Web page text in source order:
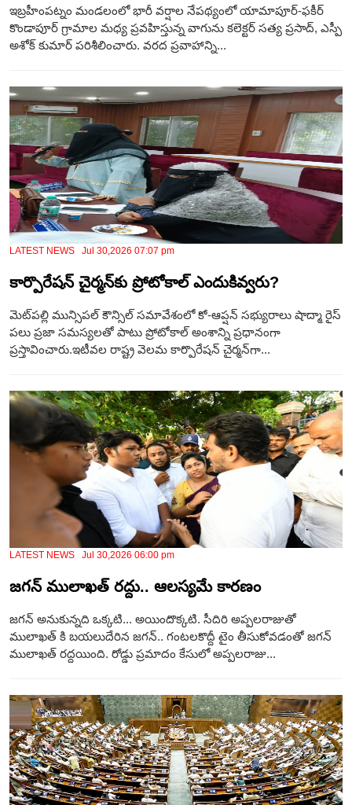
ఇబ్రహీంపట్నం మండలంలో భారీ వర్షాల నేపథ్యంలో యామాపూర్-ఫకీర్
కొండాపూర్ గ్రామాల మధ్య ప్రవహిస్తున్న వాగును కలెక్టర్ సత్య ప్రసాద్, ఎస్పీ
అశోక్ కుమార్ పరిశీలించారు. వరద ప్రవాహాన్ని...
LATEST NEWS Jul 30,2026 07:07 pm
కార్పొరేషన్ చైర్మన్‌కు ప్రోటోకాల్ ఎందుకివ్వ‌రు?
మెట్‌పల్లి మున్సిపల్ కౌన్సిల్ సమావేశంలో కో-ఆప్షన్ సభ్యురాలు షాద్మా రైస్
పలు ప్రజా సమస్యలతో పాటు ప్రోటోకాల్ అంశాన్ని ప్రధానంగా
ప్రస్తావించారు.ఇటీవల రాష్ట్ర వెలమ కార్పొరేషన్ చైర్మన్‌గా...
LATEST NEWS Jul 30,2026 06:00 pm
జగన్ ములాఖత్ రద్దు.. ఆలస్యమే కారణం
జగన్ అనుకున్నది ఒక్కటి... అయిందొక్కటి. సీదిరి అప్పలరాజుతో
ములాఖత్ కి బయలుదేరిన జగన్.. గంటలకొద్దీ టైం తీసుకోవడంతో జగన్
ములాఖత్ రద్దయింది. రోడ్డు ప్రమాదం కేసులో అప్పలరాజు...